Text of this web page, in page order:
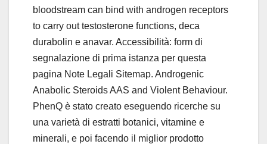
bloodstream can bind with androgen receptors
to carry out testosterone functions, deca
durabolin e anavar. Accessibilità: form di
segnalazione di prima istanza per questa
pagina Note Legali Sitemap. Androgenic
Anabolic Steroids AAS and Violent Behaviour.
PhenQ è stato creato eseguendo ricerche su
una varietà di estratti botanici, vitamine e
minerali, e poi facendo il miglior prodotto